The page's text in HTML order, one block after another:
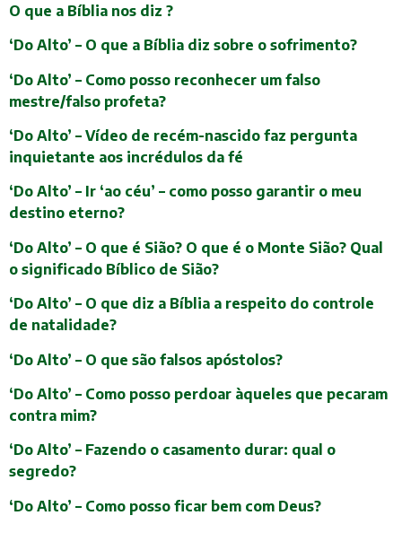
O que a Bíblia nos diz ?
‘Do Alto’ – O que a Bíblia diz sobre o sofrimento?
‘Do Alto’ – Como posso reconhecer um falso
mestre/falso profeta?
‘Do Alto’ – Vídeo de recém-nascido faz pergunta
inquietante aos incrédulos da fé
‘Do Alto’ – Ir ‘ao céu’ – como posso garantir o meu
destino eterno?
‘Do Alto’ – O que é Sião? O que é o Monte Sião? Qual
o significado Bíblico de Sião?
‘Do Alto’ – O que diz a Bíblia a respeito do controle
de natalidade?
‘Do Alto’ – O que são falsos apóstolos?
‘Do Alto’ – Como posso perdoar àqueles que pecaram
contra mim?
‘Do Alto’ – Fazendo o casamento durar: qual o
segredo?
‘Do Alto’ – Como posso ficar bem com Deus?